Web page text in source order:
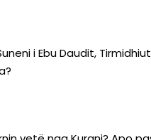
i Ebu Daudit,